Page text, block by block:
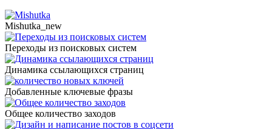
Mishutka_new
Переходы из поисковых систем
Динамика ссылающихся страниц
Добавленные ключевые фразы
Общее количество заходов